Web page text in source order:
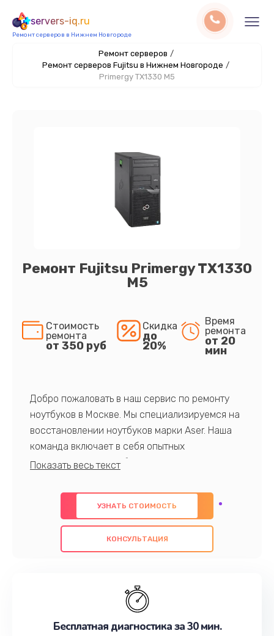
servers-iq.ru
Ремонт серверов в Нижнем Новгороде
Ремонт серверов /
Ремонт серверов Fujitsu в Нижнем Новгороде /
Primergy TX1330 M5
Ремонт Fujitsu Primergy TX1330
M5
Стоимость
ремонта
от 350 руб
Скидка
до
20%
Время
ремонта
от 20
мин
Добро пожаловать в наш сервис по ремонту
ноутбуков в Москве. Мы специализируемся на
восстановлении ноутбуков марки Aser. Наша
команда включает в себя опытных
профессионалов с обширными знаниями и
предлагаем быстрый и качественный ремонт с
использованием оригинальных компонентов, а
также гарантируем качество всех
проведенных работ. Наша цель - предоставить
наилучшим образом. Не медлите записаться на
УЗНАТЬ СТОИМОСТЬ
КОНСУЛЬТАЦИЯ
Бесплатная диагностика за 30 мин.